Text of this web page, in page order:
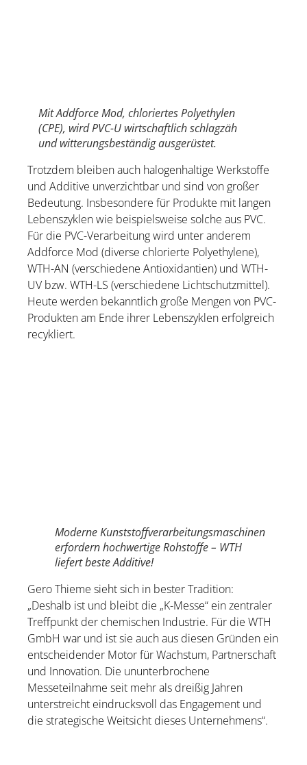
Mit Addforce Mod, chloriertes Polyethylen
(CPE), wird PVC-U wirtschaftlich schlagzäh
und witterungsbeständig ausgerüstet.
Trotzdem bleiben auch halogenhaltige Werkstoffe
und Additive unverzichtbar und sind von großer
Bedeutung. Insbesondere für Produkte mit langen
Lebenszyklen wie beispielsweise solche aus PVC.
Für die PVC-Verarbeitung wird unter anderem
Addforce Mod (diverse chlorierte Polyethylene),
WTH-AN (verschiedene Antioxidantien) und WTH-
UV bzw. WTH-LS (verschiedene Lichtschutzmittel).
Heute werden bekanntlich große Mengen von PVC-
Produkten am Ende ihrer Lebenszyklen erfolgreich
recykliert.
Moderne Kunststoffverarbeitungsmaschinen
erfordern hochwertige Rohstoffe – WTH
liefert beste Additive!
Gero Thieme sieht sich in bester Tradition:
„Deshalb ist und bleibt die „K-Messe“ ein zentraler
Treffpunkt der chemischen Industrie. Für die WTH
GmbH war und ist sie auch aus diesen Gründen ein
entscheidender Motor für Wachstum, Partnerschaft
und Innovation. Die ununterbrochene
Messeteilnahme seit mehr als dreißig Jahren
unterstreicht eindrucksvoll das Engagement und
die strategische Weitsicht dieses Unternehmens“.